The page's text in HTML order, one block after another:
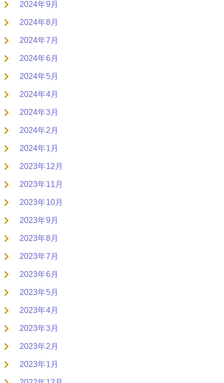
2024年9月
2024年8月
2024年7月
2024年6月
2024年5月
2024年4月
2024年3月
2024年2月
2024年1月
2023年12月
2023年11月
2023年10月
2023年9月
2023年8月
2023年7月
2023年6月
2023年5月
2023年4月
2023年3月
2023年2月
2023年1月